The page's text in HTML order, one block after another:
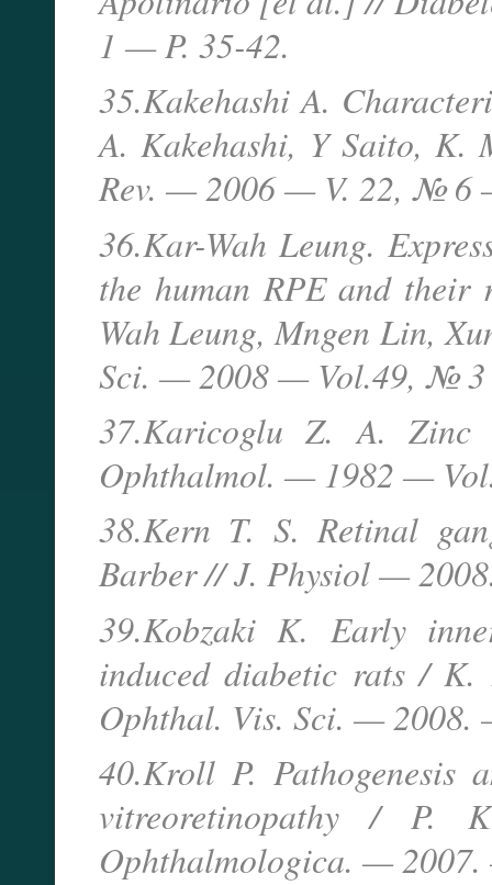
1 — P. 35-42.
35.Kakehashi A.
A. Kakehashi, Y Saito, K.
Rev. — 2006 — V. 22, № 6
36.Kar-Wah Leung.
the human RPE and
Wah Leung, Mngen Lin,
Sci. — 2008 — Vol.49, № 3
37.Karicoglu Z. A.
Ophthalmol. — 1982 —
38.Kern T. S. Retinal
Barber // J. Physiol —
39.Kobzaki K. Early
induced diabetic rats / K.
Ophthal. Vis. Sci. —
40.Kroll P. Pathogenesis
vitreoretinopathy / P.
Ophthalmologica. —